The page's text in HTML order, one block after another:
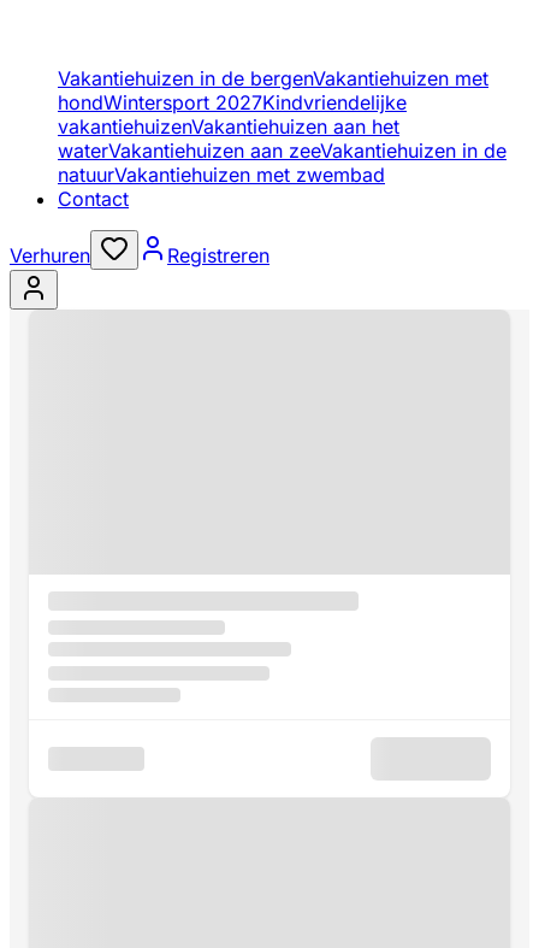
Vakantiehuizen in de bergenVakantiehuizen met
hondWintersport 2027Kindvriendelijke
vakantiehuizenVakantiehuizen aan het
waterVakantiehuizen aan zeeVakantiehuizen in de
natuurVakantiehuizen met zwembad
Contact
Verhuren Registreren